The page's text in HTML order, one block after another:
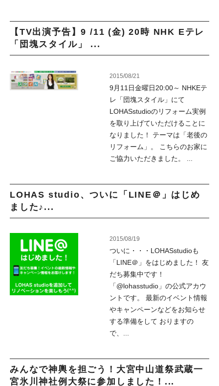
【TV出演予告】9 /11 (金) 20時 NHK Eテレ
「団塊スタイル」 ...
2015/08/21
9月11日金曜日20:00～ NHKEテ
レ「団塊スタイル」にて
LOHASstudioのリフォーム実例
を取り上げていただけることに
なりました！ テーマは「老後の
リフォーム」。 こちらのお家に
ご協力いただきました。 ...
LOHAS studio、ついに「LINE＠」はじめ
ました♪...
2015/08/19
ついに・・・LOHASstudioも
「LINE＠」をはじめました！ 友
だち募集中です！
「@lohasstudio」の公式アカウ
ントです。 最新のイベント情報
やキャンペーンなどをお知らせ
する準備をして おりますの
で、...
みんなで神輿を担ごう！大宮中山道祭武蔵一
宮氷川神社例大祭に参加しました！...